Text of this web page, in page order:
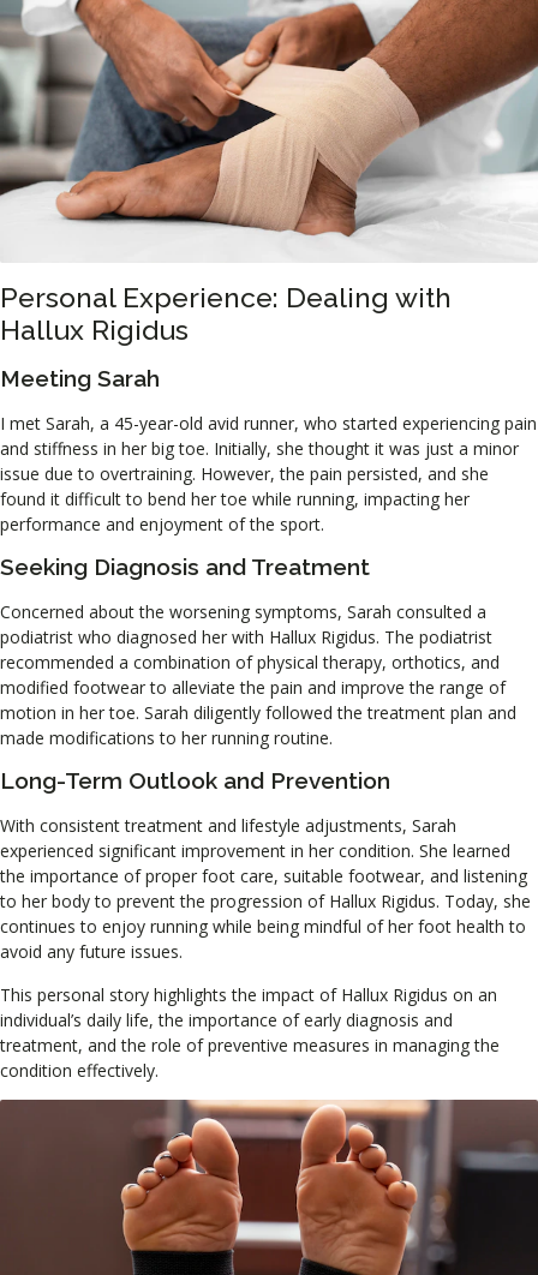
Personal Experience: Dealing with
Hallux Rigidus
Meeting Sarah
I met Sarah, a 45-year-old avid runner, who started experiencing pain
and stiffness in her big toe. Initially, she thought it was just a minor
issue due to overtraining. However, the pain persisted, and she
found it difficult to bend her toe while running, impacting her
performance and enjoyment of the sport.
Seeking Diagnosis and Treatment
Concerned about the worsening symptoms, Sarah consulted a
podiatrist who diagnosed her with Hallux Rigidus. The podiatrist
recommended a combination of physical therapy, orthotics, and
modified footwear to alleviate the pain and improve the range of
motion in her toe. Sarah diligently followed the treatment plan and
made modifications to her running routine.
Long-Term Outlook and Prevention
With consistent treatment and lifestyle adjustments, Sarah
experienced significant improvement in her condition. She learned
the importance of proper foot care, suitable footwear, and listening
to her body to prevent the progression of Hallux Rigidus. Today, she
continues to enjoy running while being mindful of her foot health to
avoid any future issues.
This personal story highlights the impact of Hallux Rigidus on an
individual’s daily life, the importance of early diagnosis and
treatment, and the role of preventive measures in managing the
condition effectively.